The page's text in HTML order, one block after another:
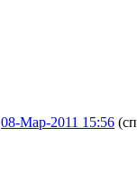
08-Мар-2011 15:56